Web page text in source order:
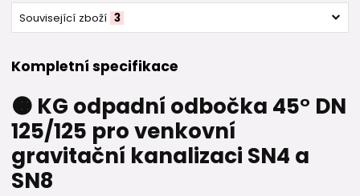
Související zboží 3
Kompletní specifikace
🟠 KG odpadní odbočka 45° DN
125/125 pro venkovní
gravitační kanalizaci SN4 a
SN8